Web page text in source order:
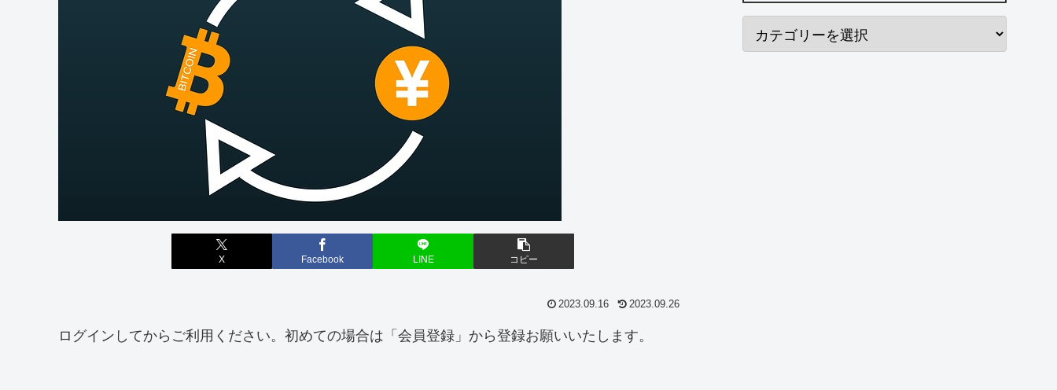
X Facebook LINE コピー
2023.09.16 2023.09.26
ログインしてからご利用ください。初めての場合は「会員登録」から登録お願いいたします。